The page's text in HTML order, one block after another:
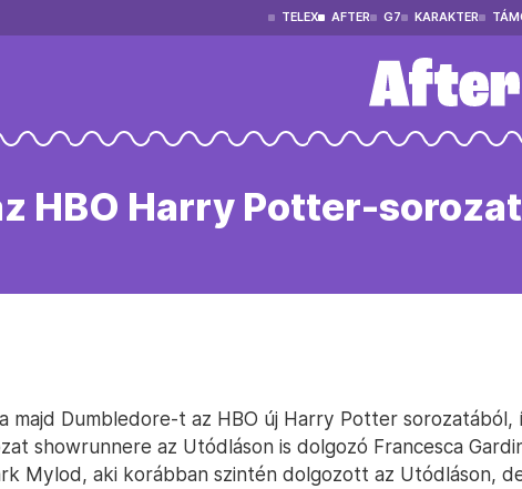
TELEX AFTER G7 KARAKTER
HBO Harry Potter-
majd Dumbledore-t az HBO új Harry Potter sorozatából,
showrunnere az Utódláson is dolgozó Francesca
Mylod, aki korábban szintén dolgozott az Utódláson,